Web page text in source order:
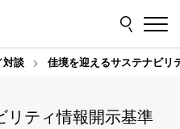
対談 佳境を迎えるサステナビリ
リティ情報開示基準